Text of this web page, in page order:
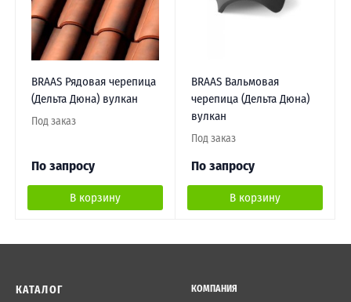
BRAAS Рядовая черепица
(Дельта Дюна) вулкан
Под заказ
По запросу
В корзину
BRAAS Вальмовая
черепица (Дельта Дюна)
вулкан
Под заказ
По запросу
В корзину
КАТАЛОГ
КОМПАНИЯ